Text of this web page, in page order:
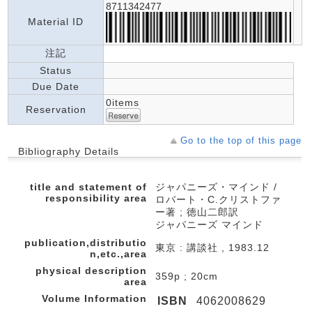
Material ID
8711342477
注記
Status
Due Date
Reservation
0items
Go to the top of this page
Bibliography Details
title and statement of
responsibility area
ジャパニーズ・マインド /
ロバート・C.クリストファ
ー著 ; 徳山二郎訳
ジャパニーズ マインド
publication,distributio
n,etc.,area
東京 : 講談社 , 1983.12
physical description
area
359p ; 20cm
Volume Information
ISBN 4062008629